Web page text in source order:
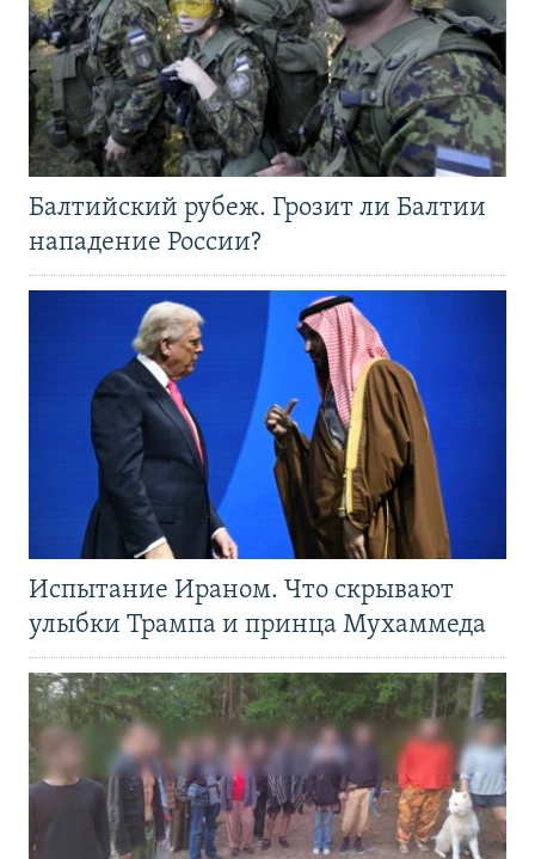
Балтийский рубеж. Грозит ли Балтии
нападение России?
Испытание Ираном. Что скрывают
улыбки Трампа и принца Мухаммеда